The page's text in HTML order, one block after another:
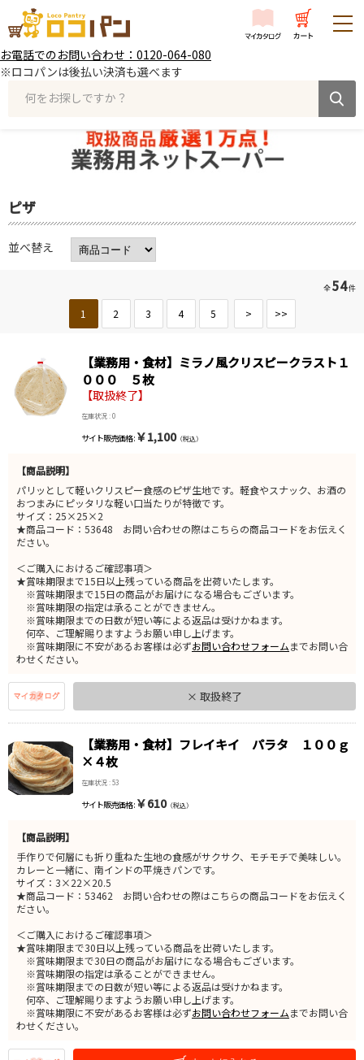
お電話でのお問い合わせ：0120-064-080
※ロコパンは後払い決済も選べます
何をお探しですか？
ピザ
並べ替え
全54件
1 2 3 4 5 > >>
【業務用・食材】ミラノ風クリスピークラスト１
０００ ５枚
【取扱終了】
在庫状況 : 0
サイト販売価格 : ￥1,100（税込）
【商品説明】
パリッとして軽いクリスピー食感のピザ生地です。軽食やスナック、お酒の
おつまみにピッタリな軽い口当たりが特徴です。
サイズ：25×25×2
★商品コード：53648 お問い合わせの際はこちらの商品コードをお伝えく
ださい。
＜ご購入におけるご確認事項＞
★賞味期限まで15日以上残っている商品を出荷いたします。
※賞味期限まで15日の商品がお届けになる場合もございます。
※賞味期限の指定は承ることができません。
※賞味期限までの日数が短い等による返品は受けかねます。
何卒、ご理解賜りますようお願い申し上げます。
※賞味期限に不安があるお客様は必ずお問い合わせフォームまでお問い合
わせください。
× 取扱終了
【業務用・食材】フレイキイ パラタ １００ｇ
×４枚
在庫状況 : 53
サイト販売価格 : ￥610（税込）
【商品説明】
手作りで何層にも折り重ねた生地の食感がサクサク、モチモチで美味しい。
カレーと一緒に、南インドの平焼きパンです。
サイズ：3×22×20.5
★商品コード：53462 お問い合わせの際はこちらの商品コードをお伝えく
ださい。
＜ご購入におけるご確認事項＞
★賞味期限まで30日以上残っている商品を出荷いたします。
※賞味期限まで30日の商品がお届けになる場合もございます。
※賞味期限の指定は承ることができません。
※賞味期限までの日数が短い等による返品は受けかねます。
何卒、ご理解賜りますようお願い申し上げます。
※賞味期限に不安があるお客様は必ずお問い合わせフォームまでお問い合
わせください。